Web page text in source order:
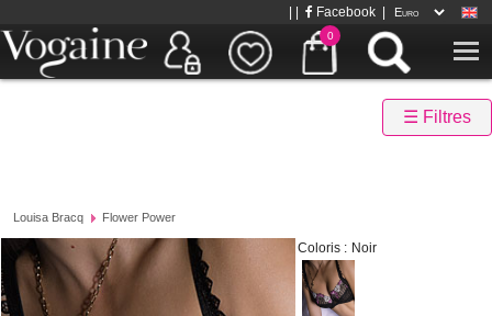
0
Facebook
☰ Filtres
Louisa Bracq Flower Power
Coloris : Noir